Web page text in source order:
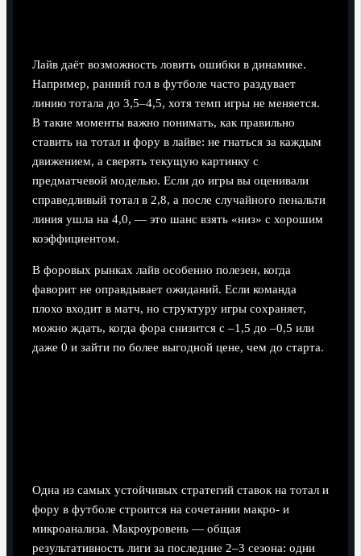
Лайв даёт возможность ловить ошибки в динамике.
Например, ранний гол в футболе часто раздувает
линию тотала до 3,5–4,5, хотя темп игры не меняется.
В такие моменты важно понимать, как правильно
ставить на тотал и фору в лайве: не гнаться за каждым
движением, а сверять текущую картинку с
предматчевой моделью. Если до игры вы оценивали
справедливый тотал в 2,8, а после случайного пенальти
линия ушла на 4,0, — это шанс взять «низ» с хорошим
коэффициентом.
В форовых рынках лайв особенно полезен, когда
фаворит не оправдывает ожиданий. Если команда
плохо входит в матч, но структуру игры сохраняет,
можно ждать, когда фора снизится с –1,5 до –0,5 или
даже 0 и зайти по более выгодной цене, чем до старта.
Одна из самых устойчивых стратегий ставок на тотал и
фору в футболе строится на сочетании макро‑ и
микроанализа. Макроуровень — общая
результативность лиги за последние 2–3 сезона: одни